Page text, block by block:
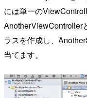
には単一の
AnotherViewController
ラスを作成し、
当てます。